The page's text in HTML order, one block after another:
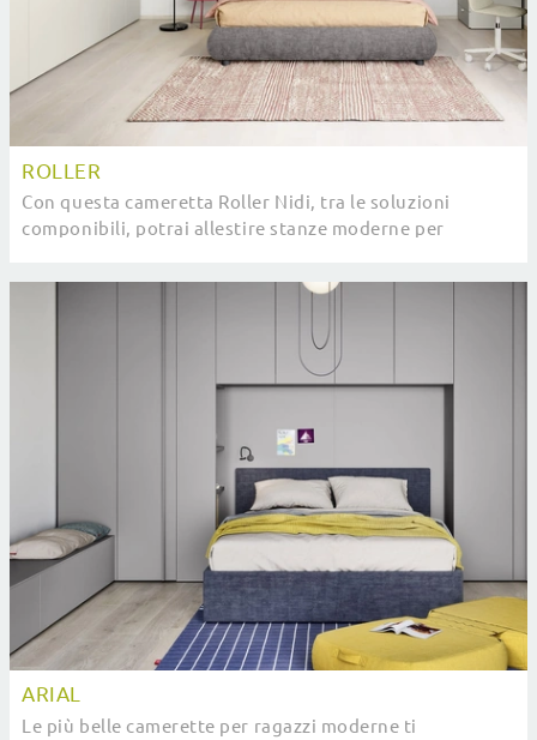
ROLLER
Con questa cameretta Roller Nidi, tra le soluzioni
componibili, potrai allestire stanze moderne per
ARIAL
Le più belle camerette per ragazzi moderne ti